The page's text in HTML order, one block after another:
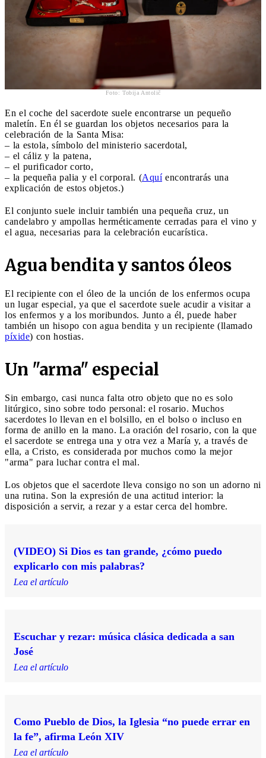
Foto: Tobija Antolič
En el coche del sacerdote suele encontrarse un pequeño
maletín. En él se guardan los objetos necesarios para la
celebración de la Santa Misa:
– la estola, símbolo del ministerio sacerdotal,
– el cáliz y la patena,
– el purificador corto,
– la pequeña palia y el corporal. (Aquíencontrarás una
explicación de estos objetos.)
El conjunto suele incluir también una pequeña cruz, un
candelabro y ampollas herméticamente cerradas para el vino y
el agua, necesarias para la celebración eucarística.
Agua bendita y santos óleos
El recipiente con el óleo de la unción de los enfermos ocupa
un lugar especial, ya que el sacerdote suele acudir a visitar a
los enfermos y a los moribundos. Junto a él, puede haber
también un hisopo con agua bendita y un recipiente (llamado
píxide) con hostias.
Un "arma" especial
Sin embargo, casi nunca falta otro objeto que no es solo
litúrgico, sino sobre todo personal: el rosario. Muchos
sacerdotes lo llevan en el bolsillo, en el bolso o incluso en
forma de anillo en la mano. La oración del rosario, con la que
el sacerdote se entrega una y otra vez a María y, a través de
ella, a Cristo, es considerada por muchos como la mejor
"arma" para luchar contra el mal.
Los objetos que el sacerdote lleva consigo no son un adorno ni
una rutina. Son la expresión de una actitud interior: la
disposición a servir, a rezar y a estar cerca del hombre.
(VIDEO) Si Dios es tan grande, ¿cómo puedo
explicarlo con mis palabras?
Lea el artículo
Escuchar y rezar: música clásica dedicada a san
José
Lea el artículo
Como Pueblo de Dios, la Iglesia “no puede errar en
la fe”, afirma León XIV
Lea el artículo